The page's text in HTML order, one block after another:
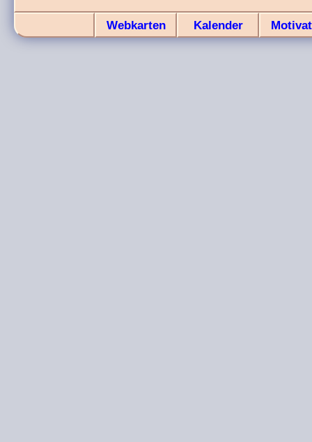
Webkarten Kalender